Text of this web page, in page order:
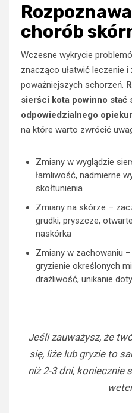
chorób
Wczesne wykrycie
znacząco ułatwić leczenie
poważniejszych schorzeń.
sierści kota powinno stać
odpowiedzialnego
na które warto zwrócić
Zmiany w wyglądzie
łamliwość, nadmierne
skołtunienia
Zmiany na skórze –
grudki, pryszcze,
naskórka
Zmiany w zachowaniu
gryzienie określonych
drażliwość, unikanie
Jeśli zauważysz, że
się, liże lub gryzie to
niż 2-3 dni, koniecznie